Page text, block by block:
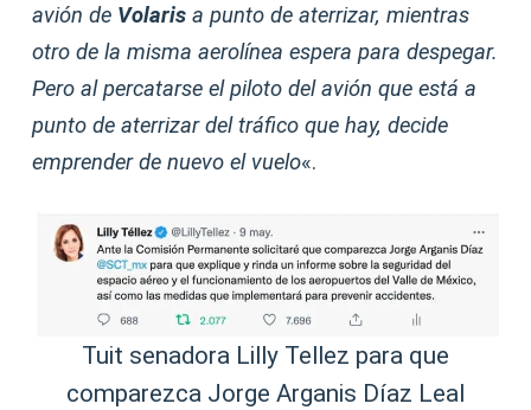
avión de Volaris a punto de aterrizar, mientras
otro de la misma aerolínea espera para despegar.
Pero al percatarse el piloto del avión que está a
punto de aterrizar del tráfico que hay, decide
emprender de nuevo el vuelo«.
Tuit senadora Lilly Tellez para que
comparezca Jorge Arganis Díaz Leal